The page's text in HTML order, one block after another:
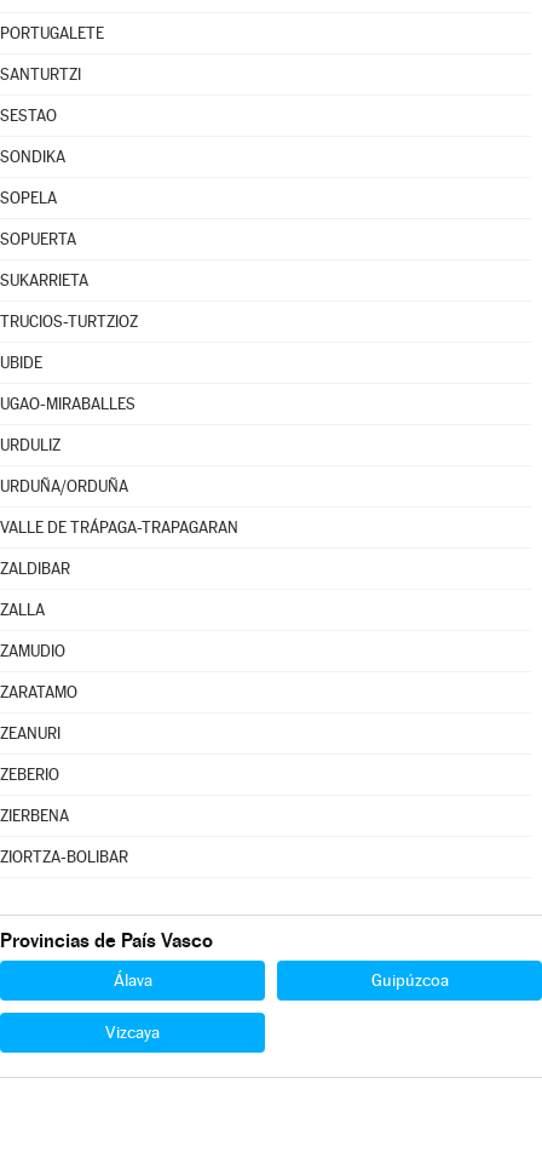
PORTUGALETE
SANTURTZI
SESTAO
SONDIKA
SOPELA
SOPUERTA
SUKARRIETA
TRUCIOS-TURTZIOZ
UBIDE
UGAO-MIRABALLES
URDULIZ
URDUÑA/ORDUÑA
VALLE DE TRÁPAGA-TRAPAGARAN
ZALDIBAR
ZALLA
ZAMUDIO
ZARATAMO
ZEANURI
ZEBERIO
ZIERBENA
ZIORTZA-BOLIBAR
Provincias de País Vasco
Álava Guipúzcoa
Vizcaya